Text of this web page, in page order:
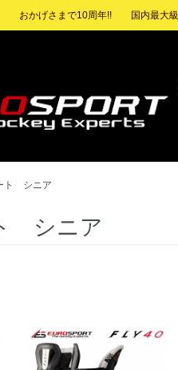
おかげさまで10周年!! 国内最大級
ト シニア
シニア